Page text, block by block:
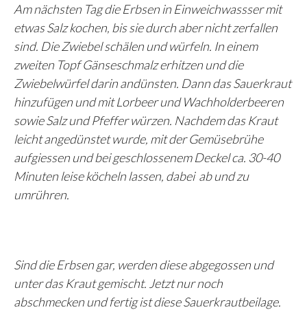
Am nächsten Tag die Erbsen in Einweichwassser mit
etwas Salz kochen, bis sie durch aber nicht zerfallen
sind. Die Zwiebel schälen und würfeln. In einem
zweiten Topf Gänseschmalz erhitzen und die
Zwiebelwürfel darin andünsten. Dann das Sauerkraut
hinzufügen und mit Lorbeer und Wachholderbeeren
sowie Salz und Pfeffer würzen. Nachdem das Kraut
leicht angedünstet wurde, mit der Gemüsebrühe
aufgiessen und bei geschlossenem Deckel ca. 30-40
Minuten leise köcheln lassen, dabei ab und zu
umrühren.
Sind die Erbsen gar, werden diese abgegossen und
unter das Kraut gemischt. Jetzt nur noch
abschmecken und fertig ist diese Sauerkrautbeilage.